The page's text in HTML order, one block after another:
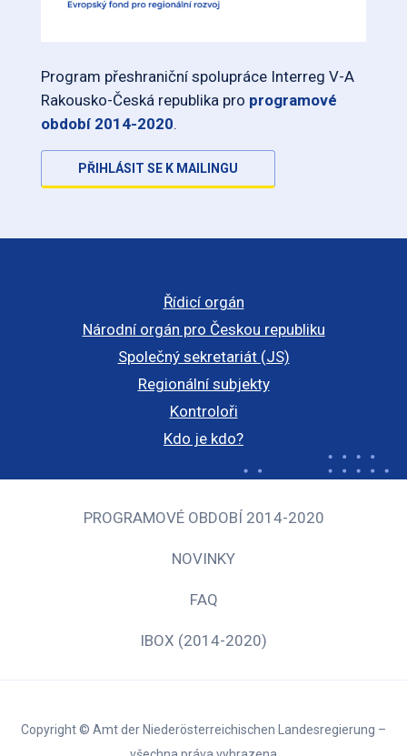
Program přeshraniční spolupráce Interreg V-A
Rakousko-Česká republika pro programové
období 2014-2020.
PŘIHLÁSIT SE K MAILINGU
Řídicí orgán
Národní orgán pro Českou republiku
Společný sekretariát (JS)
Regionální subjekty
Kontroloři
Kdo je kdo?
PROGRAMOVÉ OBDOBÍ 2014-2020
NOVINKY
FAQ
IBOX (2014-2020)
Copyright © Amt der Niederösterreichischen Landesregierung –